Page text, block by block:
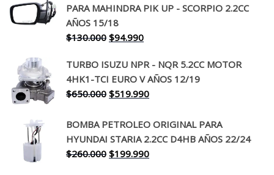
PARA MAHINDRA PIK UP - SCORPIO 2.2CC
AÑOS 15/18
$130.000 El
original
era:
$130.000.
$94.990El
actual
es:
$94.990.
TURBO ISUZU NPR - NQR 5.2CC MOTOR
4HK1-TCI EURO V AÑOS 12/19
$650.000 El
original
era:
$650.000.
$519.990El
actual
es:
$519.990.
BOMBA PETROLEO ORIGINAL PARA
HYUNDAI STARIA 2.2CC D4HB AÑOS 22/24
$260.000 El
$199.990El